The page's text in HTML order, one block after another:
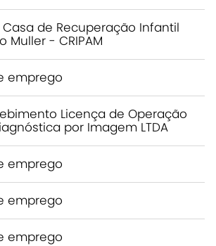
de Recuperação Infantil
Muller - CRIPAM
emprego
Licença de Operação
por Imagem LTDA
emprego
emprego
emprego